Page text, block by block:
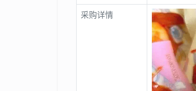
采购详情